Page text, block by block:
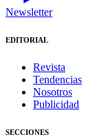
Newsletter
EDITORIAL
Revista
Tendencias
Nosotros
Publicidad
SECCIONES